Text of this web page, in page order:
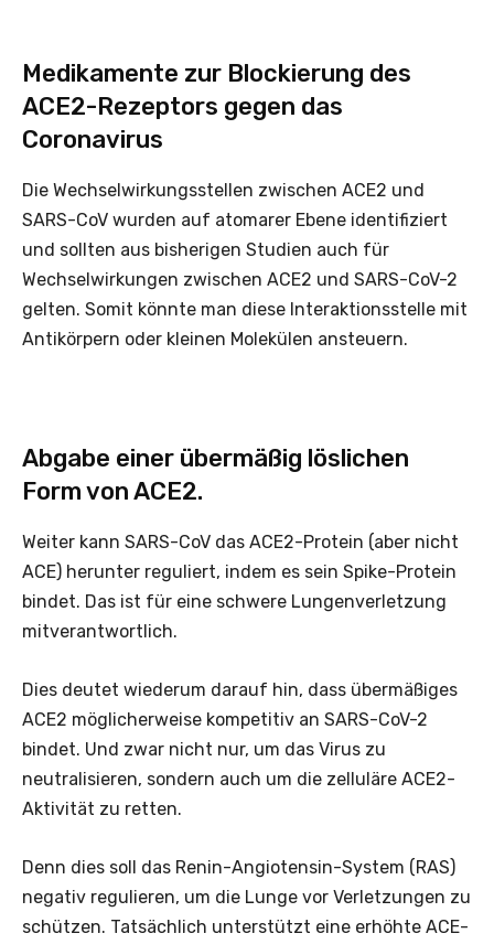
Medikamente zur Blockierung des
ACE2-Rezeptors gegen das
Coronavirus
Die Wechselwirkungsstellen zwischen ACE2 und
SARS-CoV wurden auf atomarer Ebene identifiziert
und sollten aus bisherigen Studien auch für
Wechselwirkungen zwischen ACE2 und SARS-CoV-2
gelten. Somit könnte man diese Interaktionsstelle mit
Antikörpern oder kleinen Molekülen ansteuern.
Abgabe einer übermäßig löslichen
Form von ACE2.
Weiter kann SARS-CoV das ACE2-Protein (aber nicht
ACE) herunter reguliert, indem es sein Spike-Protein
bindet. Das ist für eine schwere Lungenverletzung
mitverantwortlich.
Dies deutet wiederum darauf hin, dass übermäßiges
ACE2 möglicherweise kompetitiv an SARS-CoV-2
bindet. Und zwar nicht nur, um das Virus zu
neutralisieren, sondern auch um die zelluläre ACE2-
Aktivität zu retten.
Denn dies soll das Renin-Angiotensin-System (RAS)
negativ regulieren, um die Lunge vor Verletzungen zu
schützen. Tatsächlich unterstützt eine erhöhte ACE-